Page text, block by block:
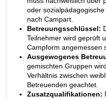
oder
nach Campart.
Betreuungsschlüssel:
Teilnehmer wird geprüft
Campform angemessen
Ausgewogenes
gemischten Gruppen
Verhältnis zwischen
Betreuenden geachtet.
Zusatzqualifikationen: